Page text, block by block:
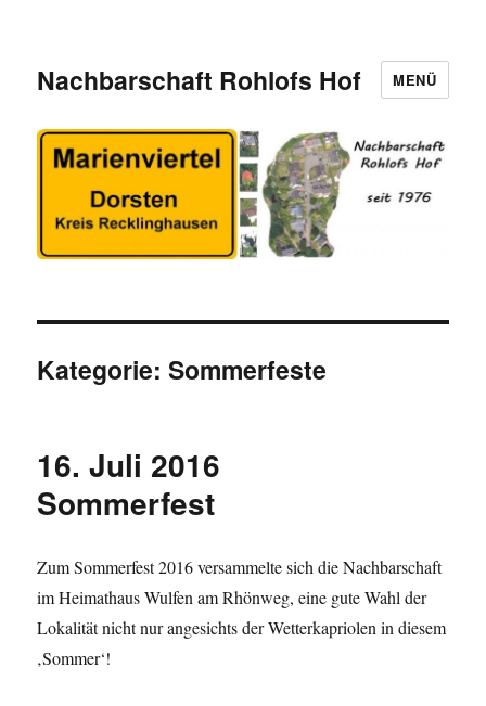
Nachbarschaft Rohlofs Hof MENÜ
Kategorie:Sommerfeste
16. Juli 2016
Sommerfest
Zum Sommerfest 2016 versammelte sich die Nachbarschaft
im Heimathaus Wulfen am Rhönweg, eine gute Wahl der
Lokalität nicht nur angesichts der Wetterkapriolen in diesem
‚Sommer‘!